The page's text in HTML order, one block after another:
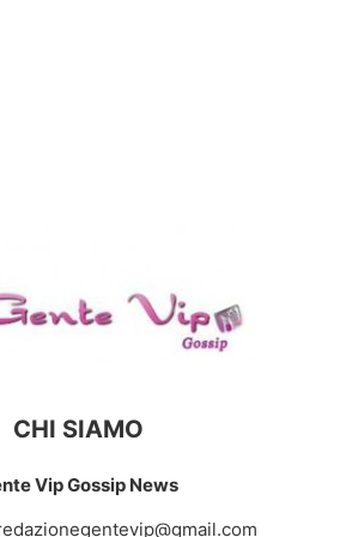
CHI SIAMO
Vip Gossip News